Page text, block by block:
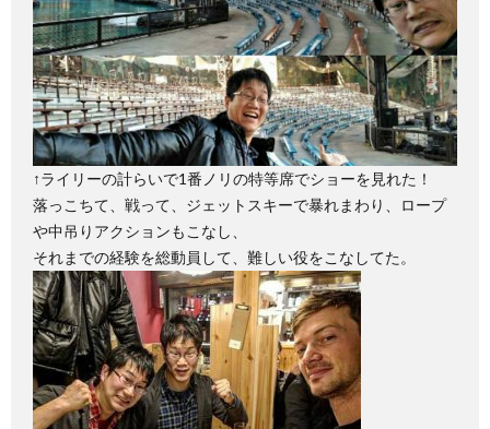
↑ライリーの計らいで1番ノリの特等席でショーを見れた！
落っこちて、戦って、ジェットスキーで暴れまわり、ロープ
や中吊りアクションもこなし、
それまでの経験を総動員して、難しい役をこなしてた。